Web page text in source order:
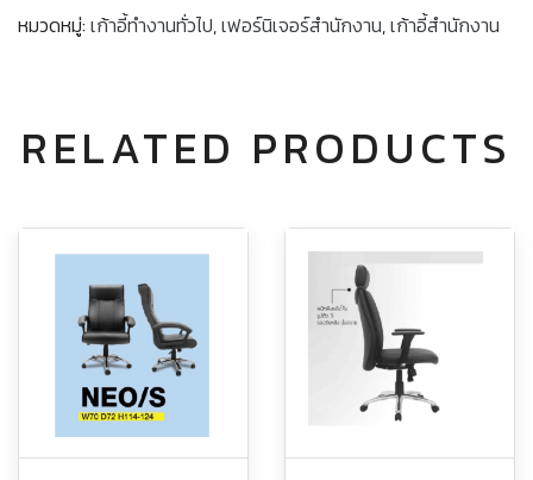
หมวดหมู่: เก้าอี้ทำงานทั่วไป,เฟอร์นิเจอร์สำนักงาน,เก้าอี้สำนักงาน
RELATED PRODUCTS